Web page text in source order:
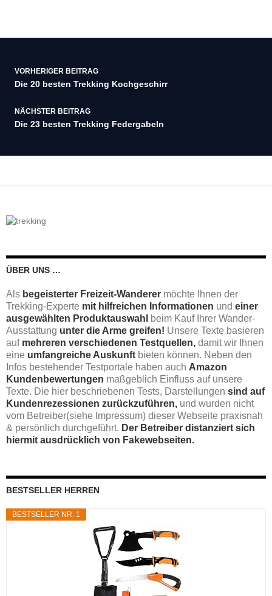
Beitragsnavigation
VORHERIGER BEITRAG
Die 20 besten Trekking Kochgeschirr
NÄCHSTER BEITRAG
Die 23 besten Trekking Federgabeln
ÜBER UNS …
Als begeisterter Freizeit-Wanderer möchte Ihnen der
Trekking-Experte mit hilfreichen Informationen und einer
ausgewählten Produktauswahl
beim Kauf Ihrer Wander-
Ausstattung unter die Arme greifen! Unsere Texte basieren
aufmehreren verschiedenen Testquellen, damit wir Ihnen
eine umfangreiche Auskunft bieten können. Neben den
Infos bestehender Testportale haben auch Amazon
Kundenbewertungen maßgeblich Einfluss auf unsere
Texte. Die hier beschriebenen Tests, Darstellungen sind auf
Kundenrezessionen zurückzuführen, und wurden nicht
vom Betreiber(siehe Impressum) dieser Webseite praxisnah
& persönlich durchgeführt. Der Betreiber distanziert sich
hiermit ausdrücklich von Fakewebseiten.
BESTSELLER HERREN
BESTSELLER NR. 1